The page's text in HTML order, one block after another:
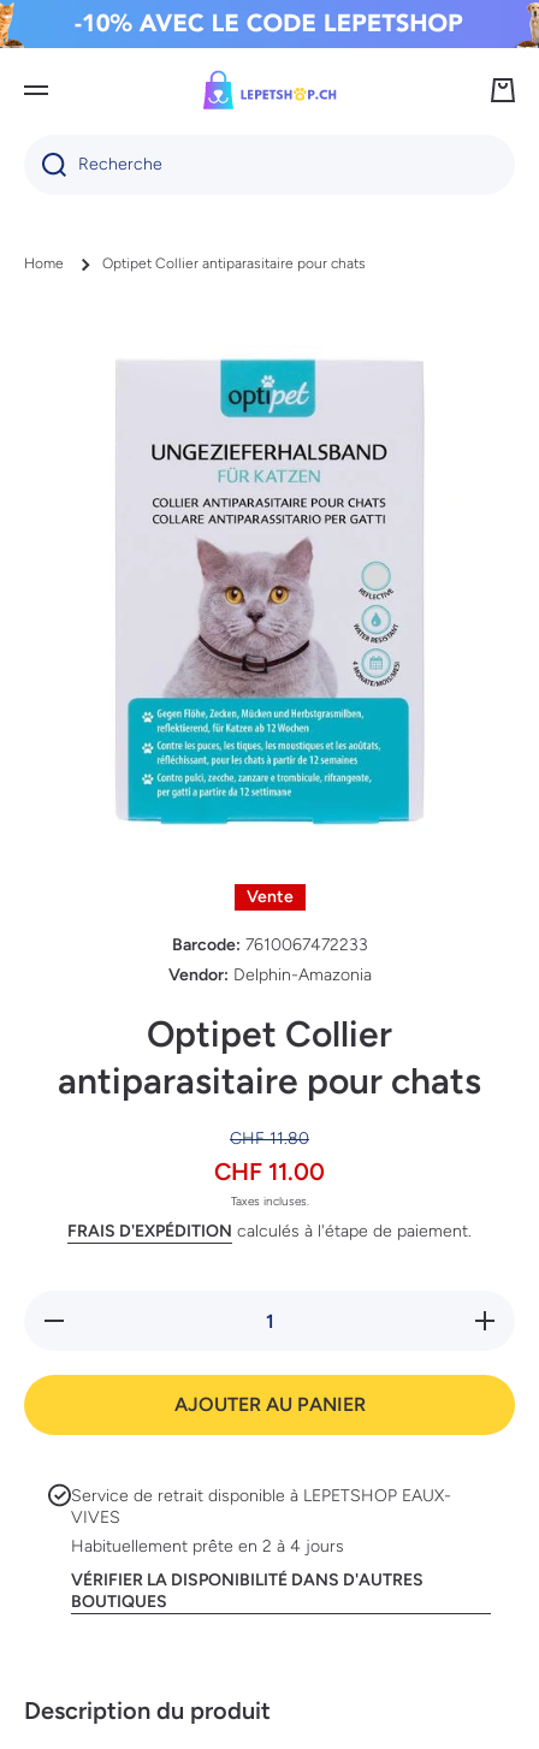
IGNORER ET PASSER AU CONTENU
Recherche
Home Optipet Collier antiparasitaire pour chats
Passer aux informations produits
Vente
Barcode: 7610067472233
Vendor: Delphin-Amazonia
Optipet Collier
antiparasitaire pour chats
CHF 11.80
CHF 11.00
Taxes incluses.
FRAIS D'EXPÉDITION calculés à l'étape de paiement.
Réduire la
pour
AJOUTER AU PANIER
Service de retrait disponible à LEPETSHOP EAUX-
VIVES
Habituellement prête en 2 à 4 jours
VÉRIFIER LA DISPONIBILITÉ DANS D'AUTRES
BOUTIQUES
Description du produit